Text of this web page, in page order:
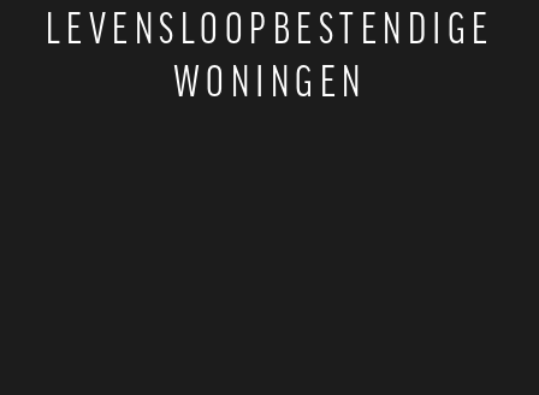
LEVENSLOOPBESTENDIGE
WONINGEN